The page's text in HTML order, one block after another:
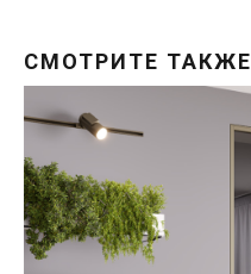
СМОТРИТЕ ТАКЖЕ